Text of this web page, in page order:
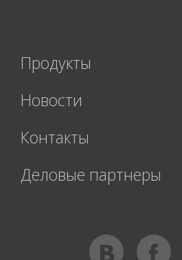
Продукты
Новости
Контакты
Деловые партнеры